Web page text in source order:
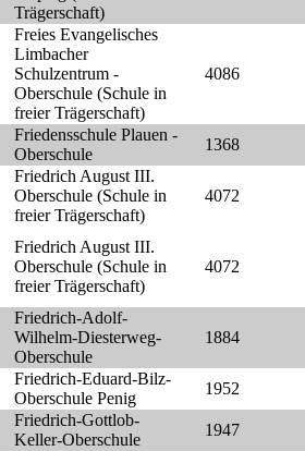
Trägerschaft)
Freies Evangelisches
Limbacher
Schulzentrum -
Oberschule (Schule in
freier Trägerschaft)
4086
Friedensschule Plauen -
Oberschule
1368
Friedrich August III.
Oberschule (Schule in
freier Trägerschaft)
4072
Friedrich August III.
Oberschule (Schule in
freier Trägerschaft)
4072
Friedrich-Adolf-
Wilhelm-Diesterweg-
Oberschule
1884
Friedrich-Eduard-Bilz-
Oberschule Penig
1952
Friedrich-Gottlob-
Keller-Oberschule
1947